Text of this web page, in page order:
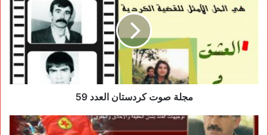
o
k
o
مجلة صوت كردستان العدد 59